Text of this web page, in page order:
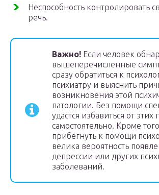
Неспособность контролировать
речь.
Важно! Если человек
вышеперечисленные
сразу обратиться к
психиатру и выяснить
возникновения этой
патологии. Без помощи
удастся избавиться от этих
самостоятельно. Кроме
прибегнуть к помощи
велика вероятность
депрессии или других
заболеваний.